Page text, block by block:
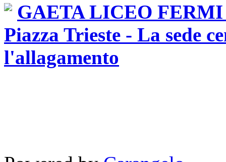
GAETA LICEO
Piazza Trieste - La sede
l'allagamento